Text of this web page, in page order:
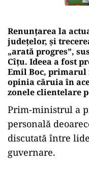
Renunțarea la
județelor, și
„arată progres”,
Cîțu. Ideea a fost
Emil Boc,
opinia căruia în
zonele clientelare
Prim-ministrul a
personală
discutată între
guvernare.